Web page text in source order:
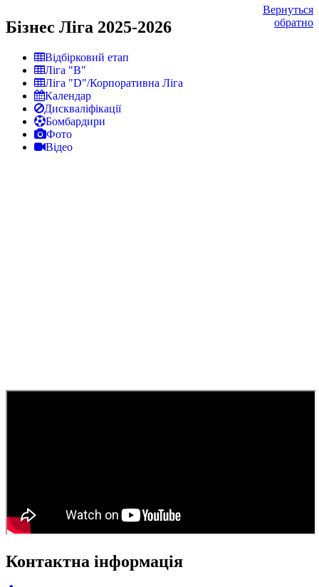
Вернуться
обратно
Бізнес Ліга 2025-2026
Відбірковий етап
Ліга "В"
Ліга "D"/Корпоративна Ліга
Календар
Дискваліфікації
Бомбардири
Фото
Відео
Контактна інформація